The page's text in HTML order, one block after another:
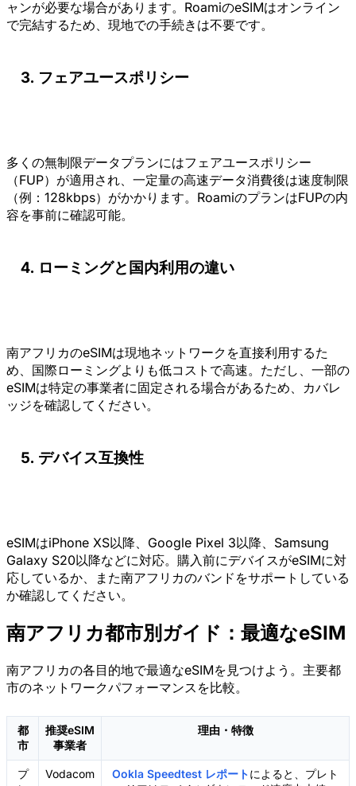
ャンが必要な場合があります。RoamiのeSIMはオンライン
で完結するため、現地での手続きは不要です。
フェアユースポリシー
多くの無制限データプランにはフェアユースポリシー
（FUP）が適用され、一定量の高速データ消費後は速度制限
（例：128kbps）がかかります。RoamiのプランはFUPの内
容を事前に確認可能。
ローミングと国内利用の違い
南アフリカのeSIMは現地ネットワークを直接利用するた
め、国際ローミングよりも低コストで高速。ただし、一部の
eSIMは特定の事業者に固定される場合があるため、カバレ
ッジを確認してください。
デバイス互換性
eSIMはiPhone XS以降、Google Pixel 3以降、Samsung
Galaxy S20以降などに対応。購入前にデバイスがeSIMに対
応しているか、また南アフリカのバンドをサポートしている
か確認してください。
南アフリカ都市別ガイド：最適なeSIM
南アフリカの各目的地で最適なeSIMを見つけよう。主要都
市のネットワークパフォーマンスを比較。
都
市
推奨eSIM
事業者
理由・特徴
プ
Vodacom Ookla Speedtest レポートによると、プレト